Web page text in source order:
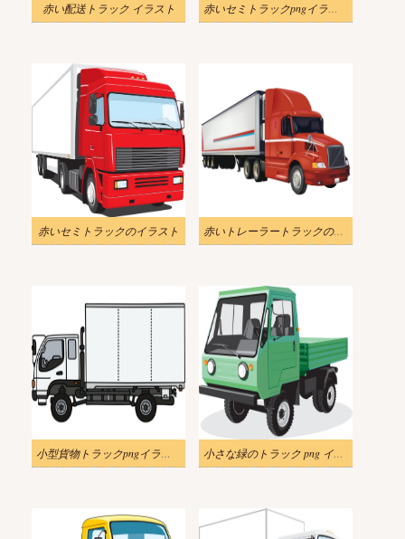
赤い配送トラック イラスト 赤いセミトラックpngイラスト
赤いセミトラックのイラスト 赤いトレーラートラックのイラスト
小型貨物トラックpngイラスト 小さな緑のトラック png イラスト